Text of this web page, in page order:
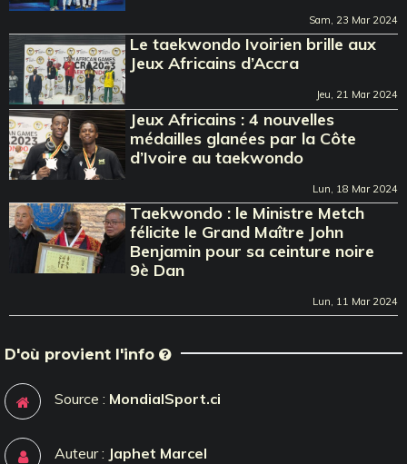
Sam, 23 Mar 2024
Le taekwondo Ivoirien brille aux
Jeux Africains d’Accra
Jeu, 21 Mar 2024
Jeux Africains : 4 nouvelles
médailles glanées par la Côte
d’Ivoire au taekwondo
Lun, 18 Mar 2024
Taekwondo : le Ministre Metch
félicite le Grand Maître John
Benjamin pour sa ceinture noire
9è Dan
Lun, 11 Mar 2024
D'où provient l'info
Source : MondialSport.ci
Auteur : Japhet Marcel